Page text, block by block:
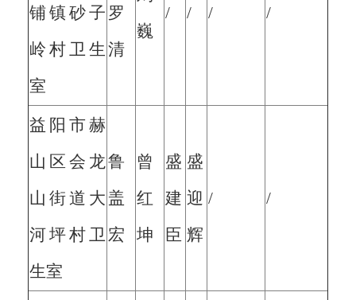
铺镇砂子
岭村卫生
室
罗
清
巍
/ / / /
益阳市赫
山区会龙
山街道大
河坪村卫
生室
鲁
盖
宏
曾
红
坤
盛
建
臣
盛
迎
辉
/ /